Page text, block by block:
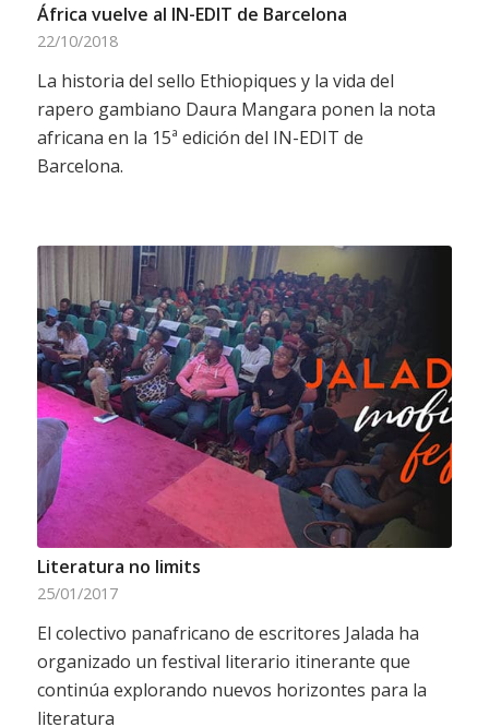
África vuelve al IN-EDIT de Barcelona
22/10/2018
La historia del sello Ethiopiques y la vida del
rapero gambiano Daura Mangara ponen la nota
africana en la 15ª edición del IN-EDIT de
Barcelona.
Literatura no limits
25/01/2017
El colectivo panafricano de escritores Jalada ha
organizado un festival literario itinerante que
continúa explorando nuevos horizontes para la
literatura